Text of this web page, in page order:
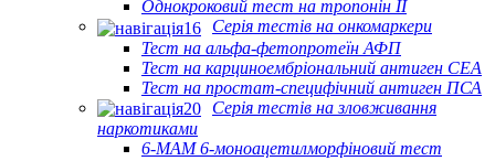
Однокроковий тест на тропонін II
Серія тестів на онкомаркери
Тест на альфа-фетопротеїн АФП
Тест на карциноембріональний антиген CEA
Тест на простат-специфічний антиген ПСА
Серія тестів на зловживання
наркотиками
6-MAM 6-моноацетилморфіновий тест